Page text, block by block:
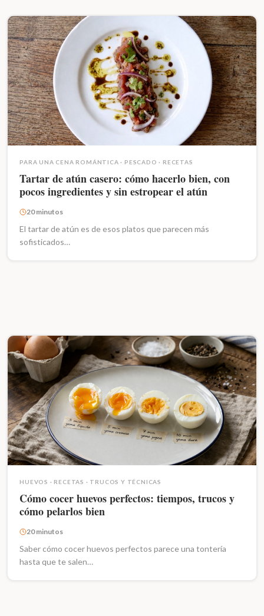
PARA UNA CENA ROMÁNTICA · PESCADO · RECETAS
Tartar de atún casero: cómo hacerlo bien, con
pocos ingredientes y sin estropear el atún
20 minutos
El tartar de atún es de esos platos que parecen más
sofisticados…
HUEVOS · RECETAS · TRUCOS Y TÉCNICAS
Cómo cocer huevos perfectos: tiempos, trucos y
cómo pelarlos bien
20 minutos
Saber cómo cocer huevos perfectos parece una tontería
hasta que te salen…